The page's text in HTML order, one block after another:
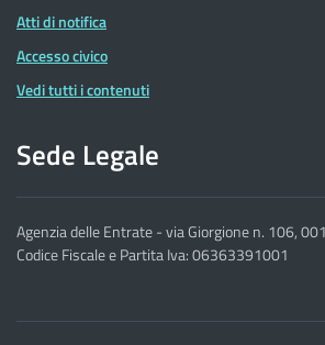
Atti di notifica
Accesso civico
Vedi tutti i contenuti
Sede Legale
Agenzia delle Entrate - via Giorgione n. 106,
Codice Fiscale e Partita Iva: 06363391001